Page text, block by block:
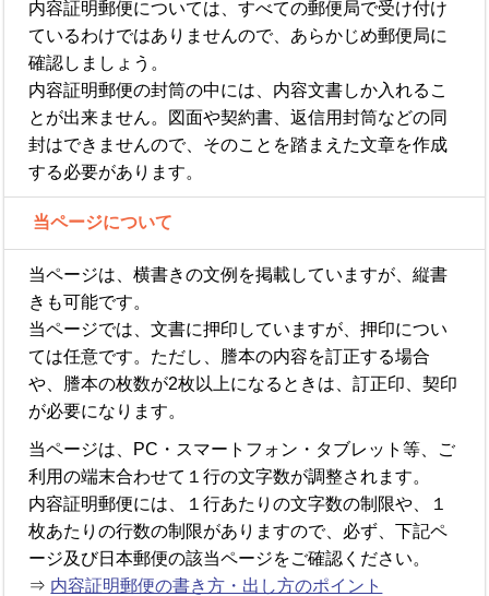
内容証明郵便については、すべての郵便局で受け付け
ているわけではありませんので、あらかじめ郵便局に
確認しましょう。
内容証明郵便の封筒の中には、内容文書しか入れるこ
とが出来ません。図面や契約書、返信用封筒などの同
封はできませんので、そのことを踏まえた文章を作成
する必要があります。
当ページについて
当ページは、横書きの文例を掲載していますが、縦書
きも可能です。
当ページでは、文書に押印していますが、押印につい
ては任意です。ただし、謄本の内容を訂正する場合
や、謄本の枚数が2枚以上になるときは、訂正印、契印
が必要になります。
当ページは、PC・スマートフォン・タブレット等、ご
利用の端末合わせて１行の文字数が調整されます。
内容証明郵便には、１行あたりの文字数の制限や、１
枚あたりの行数の制限がありますので、必ず、下記ペ
ージ及び日本郵便の該当ページをご確認ください。
⇒ 内容証明郵便の書き方・出し方のポイント